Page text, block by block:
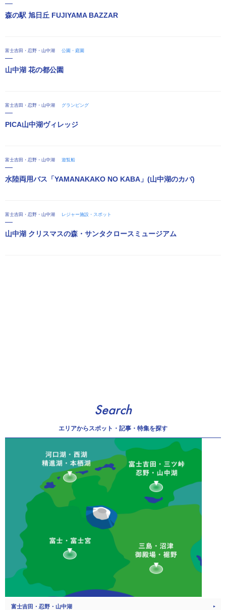
森の駅 旭日丘 FUJIYAMA BAZZAR
富士吉田・忍野・山中湖 公園・庭園
山中湖 花の都公園
富士吉田・忍野・山中湖 グランピング
PICA山中湖ヴィレッジ
富士吉田・忍野・山中湖 遊覧船
水陸両用バス「YAMANAKAKO NO KABA」(山中湖のカバ)
富士吉田・忍野・山中湖 レジャー施設・スポット
山中湖 クリスマスの森・サンタクロースミュージアム
Search
エリアからスポット・記事・特集を探す
富士吉田・忍野・山中湖